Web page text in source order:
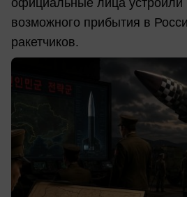
возможного прибытия в
ракетчиков.